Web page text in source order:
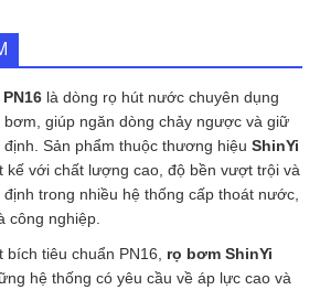
là dòng rọ hút nước chuyên dụng
giúp ngăn dòng chảy ngược và giữ
Sản phẩm thuộc thương hiệu ShinYi
kế với chất lượng cao, độ bền vượt trội và
trong nhiều hệ thống cấp thoát nước,
công nghiệp.
bích tiêu chuẩn PN16, rọ bơm ShinYi
hệ thống có yêu cầu về áp lực cao và